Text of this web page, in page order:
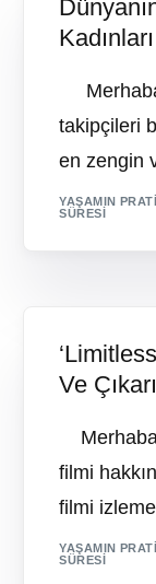
Merhaba
takipçileri
en zengin
YAŞAMIN
SÜRESI
Ve
Merhaba
filmi
filmi
YAŞAMIN
SÜRESI